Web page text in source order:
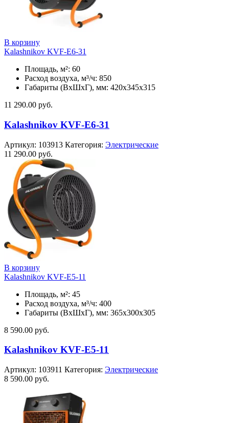
В корзину
Kalashnikov KVF-E6-31
Площадь, м²: 60
Расход воздуха, м³/ч: 850
Габариты (ВхШхГ), мм: 420x345x315
11 290.00 руб.
Kalashnikov KVF-E6-31
Артикул: 103913 Категория: Электрические
11 290.00 руб.
В корзину
Kalashnikov KVF-E5-11
Площадь, м²: 45
Расход воздуха, м³/ч: 400
Габариты (ВхШхГ), мм: 365x300x305
8 590.00 руб.
Kalashnikov KVF-E5-11
Артикул: 103911 Категория: Электрические
8 590.00 руб.